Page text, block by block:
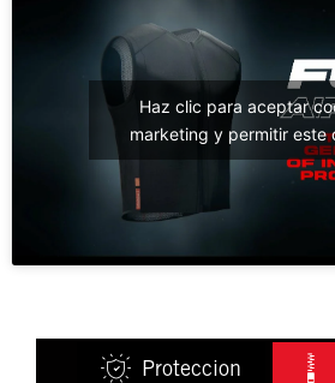
Haz clic para aceptar
marketing y permitir este
Proteccion